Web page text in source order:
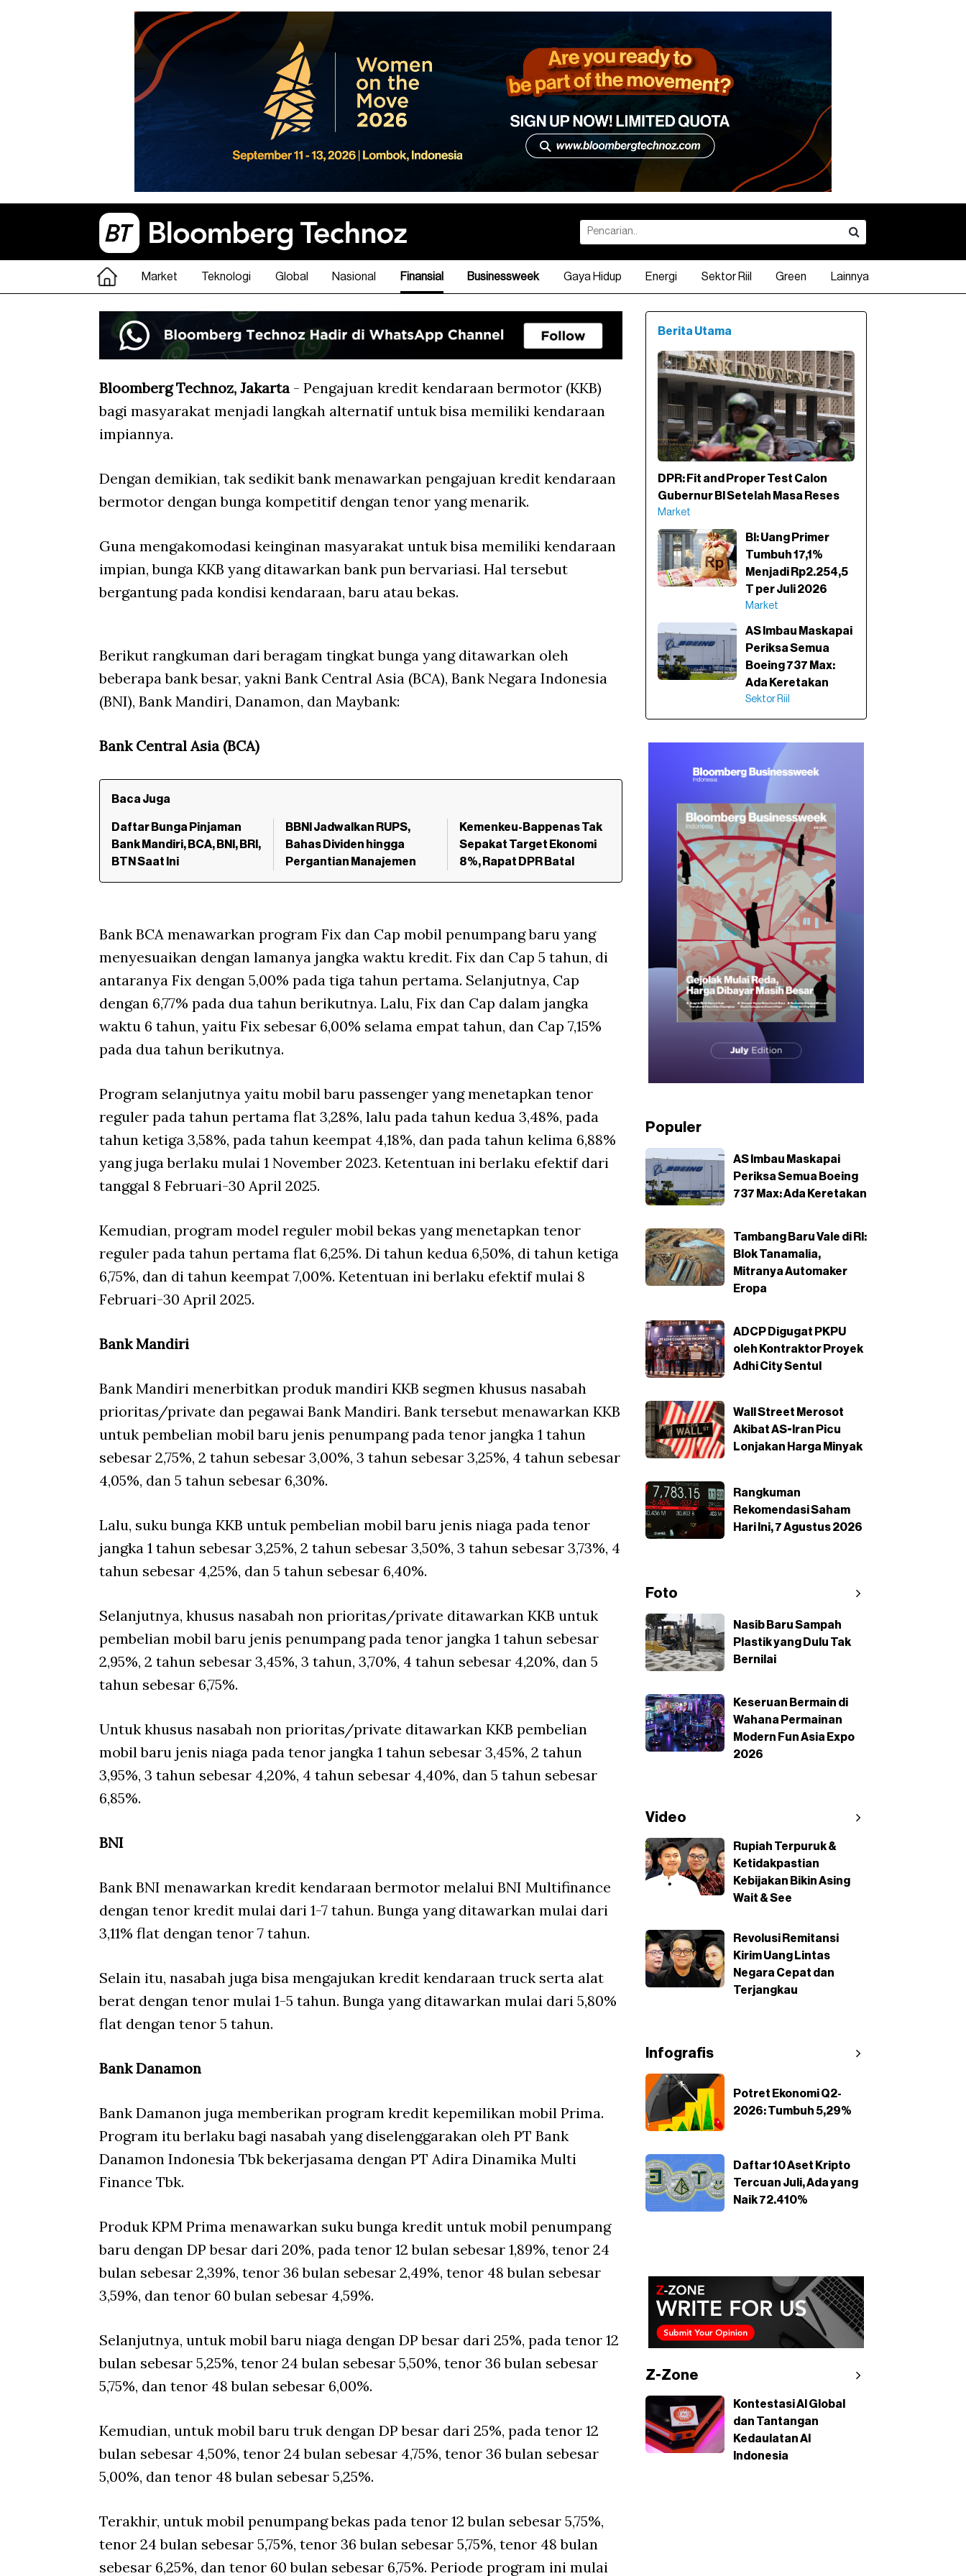
Market Teknologi Global Nasional Finansial Businessweek Gaya Hidup Energi Sektor Riil Green Lainnya
Bloomberg Technoz, Jakarta- Pengajuan kredit kendaraan bermotor (KKB)
bagi masyarakat menjadi langkah alternatif untuk bisa memiliki kendaraan
impiannya.
Dengan demikian, tak sedikit bank menawarkan pengajuan kredit kendaraan
bermotor dengan bunga kompetitif dengan tenor yang menarik.
Guna mengakomodasi keinginan masyarakat untuk bisa memiliki kendaraan
impian, bunga KKB yang ditawarkan bank pun bervariasi. Hal tersebut
bergantung pada kondisi kendaraan, baru atau bekas.
Berikut rangkuman dari beragam tingkat bunga yang ditawarkan oleh
beberapa bank besar, yakni Bank Central Asia (BCA), Bank Negara Indonesia
(BNI), Bank Mandiri, Danamon, dan Maybank:
Bank Central Asia (BCA)
Baca Juga
Daftar Bunga Pinjaman
Bank Mandiri, BCA, BNI, BRI,
BTN Saat Ini
BBNI Jadwalkan RUPS,
Bahas Dividen hingga
Pergantian Manajemen
Kemenkeu-Bappenas Tak
Sepakat Target Ekonomi
8%, Rapat DPR Batal
Bank BCA menawarkan program Fix dan Cap mobil penumpang baru yang
menyesuaikan dengan lamanya jangka waktu kredit. Fix dan Cap 5 tahun, di
antaranya Fix dengan 5,00% pada tiga tahun pertama. Selanjutnya, Cap
dengan 6,77% pada dua tahun berikutnya. Lalu, Fix dan Cap dalam jangka
waktu 6 tahun, yaitu Fix sebesar 6,00% selama empat tahun, dan Cap 7,15%
pada dua tahun berikutnya.
Program selanjutnya yaitu mobil baru passenger yang menetapkan tenor
reguler pada tahun pertama flat 3,28%, lalu pada tahun kedua 3,48%, pada
tahun ketiga 3,58%, pada tahun keempat 4,18%, dan pada tahun kelima 6,88%
yang juga berlaku mulai 1 November 2023. Ketentuan ini berlaku efektif dari
tanggal 8 Februari-30 April 2025.
Kemudian, program model reguler mobil bekas yang menetapkan tenor
reguler pada tahun pertama flat 6,25%. Di tahun kedua 6,50%, di tahun ketiga
6,75%, dan di tahun keempat 7,00%. Ketentuan ini berlaku efektif mulai 8
Februari-30 April 2025.
Bank Mandiri
Bank Mandiri menerbitkan produk mandiri KKB segmen khusus nasabah
prioritas/private dan pegawai Bank Mandiri. Bank tersebut menawarkan KKB
untuk pembelian mobil baru jenis penumpang pada tenor jangka 1 tahun
sebesar 2,75%, 2 tahun sebesar 3,00%, 3 tahun sebesar 3,25%, 4 tahun sebesar
4,05%, dan 5 tahun sebesar 6,30%.
Lalu, suku bunga KKB untuk pembelian mobil baru jenis niaga pada tenor
jangka 1 tahun sebesar 3,25%, 2 tahun sebesar 3,50%, 3 tahun sebesar 3,73%, 4
tahun sebesar 4,25%, dan 5 tahun sebesar 6,40%.
Selanjutnya, khusus nasabah non prioritas/private ditawarkan KKB untuk
pembelian mobil baru jenis penumpang pada tenor jangka 1 tahun sebesar
2,95%, 2 tahun sebesar 3,45%, 3 tahun, 3,70%, 4 tahun sebesar 4,20%, dan 5
tahun sebesar 6,75%.
Untuk khusus nasabah non prioritas/private ditawarkan KKB pembelian
mobil baru jenis niaga pada tenor jangka 1 tahun sebesar 3,45%, 2 tahun
3,95%, 3 tahun sebesar 4,20%, 4 tahun sebesar 4,40%, dan 5 tahun sebesar
6,85%.
BNI
Bank BNI menawarkan kredit kendaraan bermotor melalui BNI Multifinance
dengan tenor kredit mulai dari 1-7 tahun. Bunga yang ditawarkan mulai dari
3,11% flat dengan tenor 7 tahun.
Selain itu, nasabah juga bisa mengajukan kredit kendaraan truck serta alat
berat dengan tenor mulai 1-5 tahun. Bunga yang ditawarkan mulai dari 5,80%
flat dengan tenor 5 tahun.
Bank Danamon
Bank Damanon juga memberikan program kredit kepemilikan mobil Prima.
Program itu berlaku bagi nasabah yang diselenggarakan oleh PT Bank
Danamon Indonesia Tbk bekerjasama dengan PT Adira Dinamika Multi
Finance Tbk.
Produk KPM Prima menawarkan suku bunga kredit untuk mobil penumpang
baru dengan DP besar dari 20%, pada tenor 12 bulan sebesar 1,89%, tenor 24
bulan sebesar 2,39%, tenor 36 bulan sebesar 2,49%, tenor 48 bulan sebesar
3,59%, dan tenor 60 bulan sebesar 4,59%.
Selanjutnya, untuk mobil baru niaga dengan DP besar dari 25%, pada tenor 12
bulan sebesar 5,25%, tenor 24 bulan sebesar 5,50%, tenor 36 bulan sebesar
5,75%, dan tenor 48 bulan sebesar 6,00%.
Kemudian, untuk mobil baru truk dengan DP besar dari 25%, pada tenor 12
bulan sebesar 4,50%, tenor 24 bulan sebesar 4,75%, tenor 36 bulan sebesar
5,00%, dan tenor 48 bulan sebesar 5,25%.
Terakhir, untuk mobil penumpang bekas pada tenor 12 bulan sebesar 5,75%,
tenor 24 bulan sebesar 5,75%, tenor 36 bulan sebesar 5,75%, tenor 48 bulan
sebesar 6,25%, dan tenor 60 bulan sebesar 6,75%. Periode program ini mulai
Berita Utama
DPR: Fit and Proper Test Calon
Gubernur BI Setelah Masa Reses
Market
BI: Uang Primer
Tumbuh 17,1%
Menjadi Rp2.254,5
T per Juli 2026
Market
AS Imbau Maskapai
Periksa Semua
Boeing 737 Max:
Ada Keretakan
Sektor Riil
Populer
AS Imbau Maskapai
Periksa Semua Boeing
737 Max: Ada Keretakan
Tambang Baru Vale di RI:
Blok Tanamalia,
Mitranya Automaker
Eropa
ADCP Digugat PKPU
oleh Kontraktor Proyek
Adhi City Sentul
Wall Street Merosot
Akibat AS-Iran Picu
Lonjakan Harga Minyak
Rangkuman
Rekomendasi Saham
Hari Ini, 7 Agustus 2026
Foto
Nasib Baru Sampah
Plastik yang Dulu Tak
Bernilai
Keseruan Bermain di
Wahana Permainan
Modern Fun Asia Expo
2026
Video
Rupiah Terpuruk &
Ketidakpastian
Kebijakan Bikin Asing
Wait & See
Revolusi Remitansi
Kirim Uang Lintas
Negara Cepat dan
Terjangkau
Infografis
Potret Ekonomi Q2-
2026: Tumbuh 5,29%
Daftar 10 Aset Kripto
Tercuan Juli, Ada yang
Naik 72.410%
Z-Zone
Kontestasi AI Global
dan Tantangan
Kedaulatan AI
Indonesia